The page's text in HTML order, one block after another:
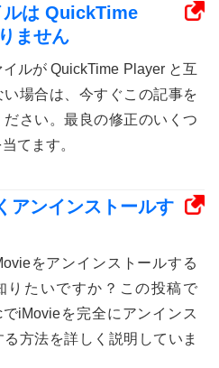
ルは QuickTime
ません
イルが QuickTime Player と互
い場合は、今すぐこの記事を
ださい。最良の修正のいくつ
てます。
アンインストールす
をアンインストールする
りたいですか？この投稿で
でiMovieを完全にアンインス
る方法を詳しく説明していま